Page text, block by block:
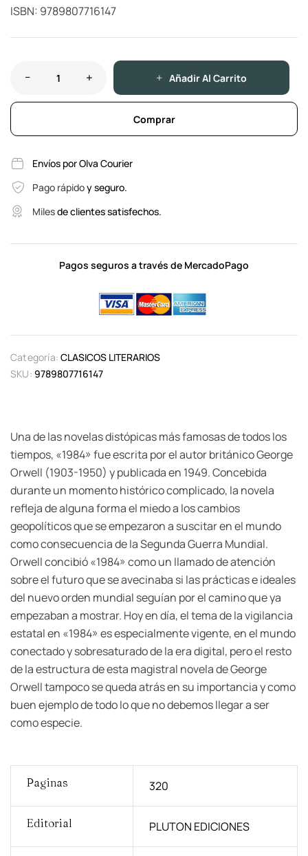
ISBN: 9789807716147
Añadir Al Carrito
Comprar
Envíos por Olva Courier
Pago rápidoy seguro.
Milesde clientes satisfechos.
Pagos seguros a través de MercadoPago
Categoría: CLASICOS LITERARIOS
SKU: 9789807716147
Una de las novelas distópicas más famosas de todos los
tiempos, «1984» fue escrita por el autor británico George
Orwell (1903-1950) y publicada en 1949. Concebida
durante un momento histórico complicado, la novela
refleja de alguna forma el miedo a los cambios
geopolíticos que se empezaron a suscitar en el mundo
como consecuencia de la Segunda Guerra Mundial.
Orwell concibió «1984» como un llamado de atención
sobre el futuro que se avecinaba si las prácticas e ideales
del nuevo orden mundial seguían por el camino que ya
empezaban a mostrar. Hoy en día, el tema de la vigilancia
estatal en «1984» es especialmente vigente, en el mundo
conectado y sobresaturado de la era digital, pero el resto
de la estructura de esta magistral novela de George
Orwell tampoco se queda atrás en su importancia y como
buen ejemplo de todo lo que no debemos llegar a ser
como especie.
Paginas 320
Editorial PLUTON EDICIONES